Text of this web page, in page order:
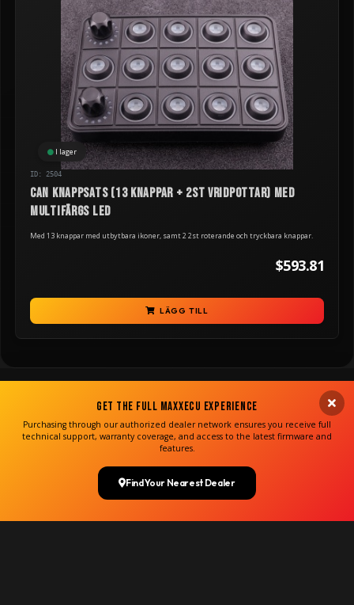
I lager
ID: 2504
CAN knappsats (13 knappar + 2st vridpottar) med
multifärgs LED
Med 13 knappar med utbytbara ikoner, samt 2 2st roterande och tryckbara knappar.
$593.81
LÄGG TILL
Copyright MaxxECU 2026 ©
(US)
Get the Full MaxxECU Experience
Purchasing through our authorized dealer network ensures you receive full
technical support, warranty coverage, and access to the latest firmware and
features.
Find Your Nearest Dealer